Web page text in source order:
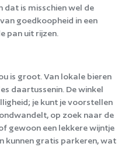
dat is misschien wel de
goedkoopheid in een
pan uit rijzen.
is groot. Van lokale bieren
daartussenin. De winkel
je kunt je voorstellen
op zoek naar de
gewoon een lekkere wijntje
kunnen gratis parkeren, wat